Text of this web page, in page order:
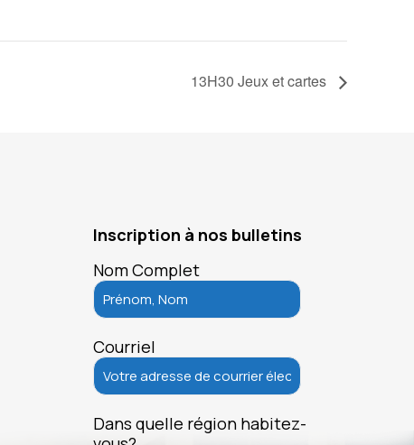
13H30 Jeux et cartes
Inscription à nos bulletins
Nom Complet
Courriel
Dans quelle région habitez-